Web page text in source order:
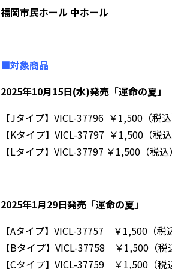
福岡市民ホール 中ホール
■対象商品
2025年10月15日(水)発売「運命の夏」
【Jタイプ】VICL-37796 ￥1,500（税込
【Kタイプ】VICL-37797 ￥1,500（税込
【Lタイプ】VICL-37797 ￥1,500（税込）
2025年1月29日発売「運命の夏」
【Aタイプ】VICL-37757 ￥1,500（税
【Bタイプ】VICL-37758 ￥1,500（税
【Cタイプ】VICL-37759 ￥1,500（税